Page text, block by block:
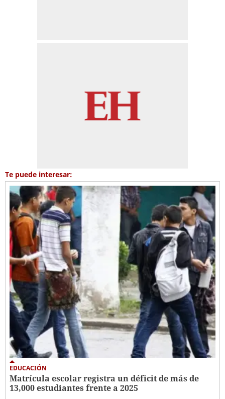
Te puede interesar:
EDUCACIÓN
Matrícula escolar registra un déficit de más de
13,000 estudiantes frente a 2025